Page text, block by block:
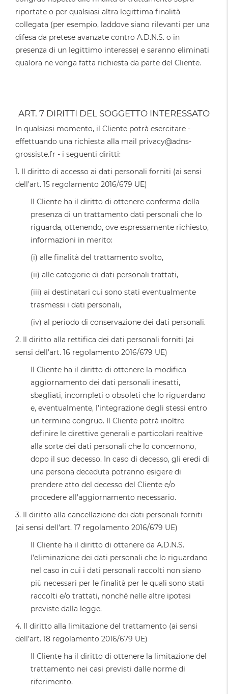
riportate o per qualsiasi altra legittima finalità
collegata (per esempio, laddove siano rilevanti per una
difesa da pretese avanzate contro A.D.N.S. o in
presenza di un legittimo interesse) e saranno eliminati
qualora ne venga fatta richiesta da parte del Cliente.
ART. 7 DIRITTI DEL SOGGETTO INTERESSATO
In qualsiasi momento, il Cliente potrà esercitare -
effettuando una richiesta alla mail privacy@adns-
grossiste.fr - i seguenti diritti:
1. Il diritto di accesso ai dati personali forniti (ai sensi
dell’art. 15 regolamento 2016/679 UE)
Il Cliente ha il diritto di ottenere conferma della
presenza di un trattamento dati personali che lo
riguarda, ottenendo, ove espressamente richiesto,
informazioni in merito:
(i) alle finalità del trattamento svolto,
(ii) alle categorie di dati personali trattati,
(iii) ai destinatari cui sono stati eventualmente
trasmessi i dati personali,
(iv) al periodo di conservazione dei dati personali.
2. Il diritto alla rettifica dei dati personali forniti (ai
sensi dell’art. 16 regolamento 2016/679 UE)
Il Cliente ha il diritto di ottenere la modifica
aggiornamento dei dati personali inesatti,
sbagliati, incompleti o obsoleti che lo riguardano
e, eventualmente, l’integrazione degli stessi entro
un termine congruo. Il Cliente potrà inoltre
definire le direttive generali e particolari realtive
alla sorte dei dati personali che lo concernono,
dopo il suo decesso. In caso di decesso, gli eredi di
una persona deceduta potranno esigere di
prendere atto del decesso del Cliente e/o
procedere all’aggiornamento necessario.
3. Il diritto alla cancellazione dei dati personali forniti
(ai sensi dell’art. 17 regolamento 2016/679 UE)
Il Cliente ha il diritto di ottenere da A.D.N.S.
l’eliminazione dei dati personali che lo riguardano
nel caso in cui i dati personali raccolti non siano
più necessari per le finalità per le quali sono stati
raccolti e/o trattati, nonché nelle altre ipotesi
previste dalla legge.
4. Il diritto alla limitazione del trattamento (ai sensi
dell’art. 18 regolamento 2016/679 UE)
Il Cliente ha il diritto di ottenere la limitazione del
trattamento nei casi previsti dalle norme di
riferimento.